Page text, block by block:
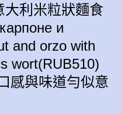
利米粒狀麵食
и
and orzo with
wort(RUB510)
感與味道勻似意